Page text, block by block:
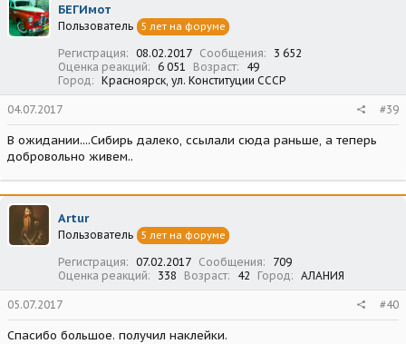
БЕГИмот
Пользователь 5 лет на форуме
Регистрация 08.02.2017 Сообщения
3 652
Оценка реакций
6 051 Возраст
49
Город
Красноярск, ул. Конституции СССР
04.07.2017 #39
В ожидании....Сибирь далеко, ссылали сюда раньше, а теперь
добровольно живем..
Artur
Пользователь 5 лет на форуме
Регистрация 07.02.2017 Сообщения
709
Оценка реакций
338 Возраст 42 Город АЛАНИЯ
05.07.2017 #40
Спасибо большое. получил наклейки.